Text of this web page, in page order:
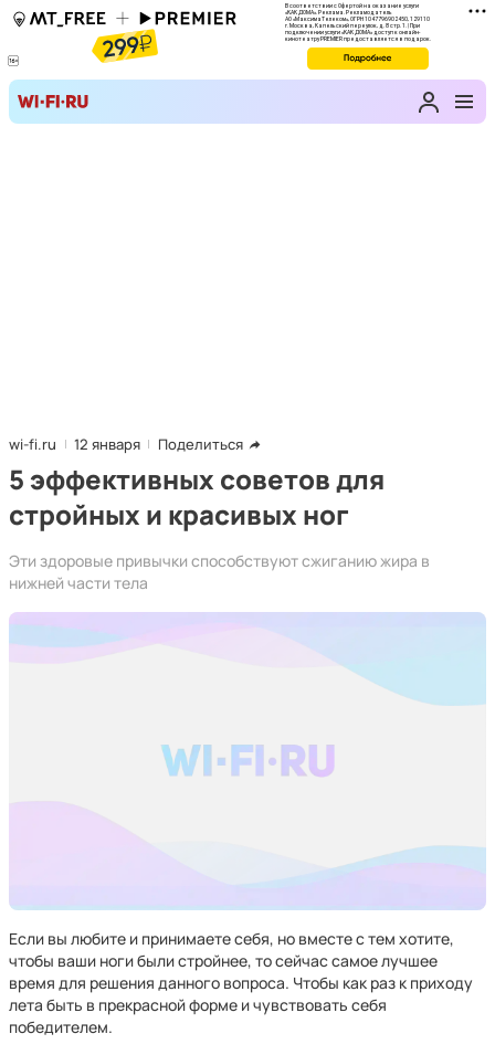
wi-fi.ru 12 января Поделиться
5 эффективных советов для
стройных и красивых ног
Эти здоровые привычки способствуют сжиганию жира в
нижней части тела
Если вы любите и принимаете себя, но вместе с тем хотите,
чтобы ваши ноги были стройнее, то сейчас самое лучшее
время для решения данного вопроса. Чтобы как раз к приходу
лета быть в прекрасной форме и чувствовать себя
победителем.